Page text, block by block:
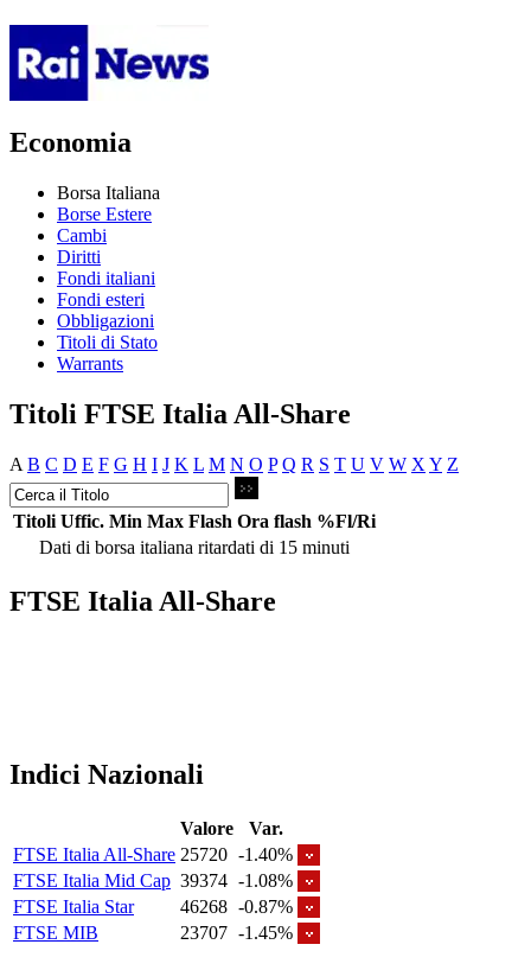
Economia
Borsa Italiana
Borse Estere
Cambi
Diritti
Fondi italiani
Fondi esteri
Obbligazioni
Titoli di Stato
Warrants
Titoli FTSE Italia All-Share
A B C D E F G H I J K L M N O P Q R S T U V W X Y Z
Titoli Uffic. Min Max Flash Ora flash %Fl/Ri
Dati di borsa italiana ritardati di 15 minuti
FTSE Italia All-Share
Indici Nazionali
Valore
Var.
FTSE Italia All-Share 25720 -1.40%
FTSE Italia Mid Cap 39374 -1.08%
FTSE Italia Star
46268 -0.87%
FTSE MIB
23707 -1.45%